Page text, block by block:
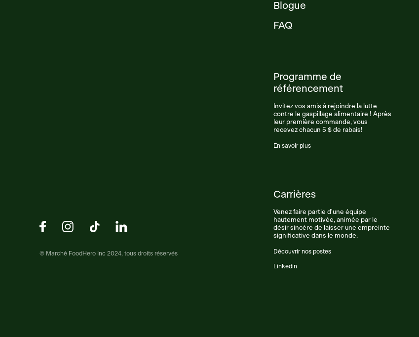
© Marché FoodHero Inc 2024, tous droits réservés
Blogue
FAQ
Programme de
référencement
Invitez vos amis à rejoindre la lutte
contre le gaspillage alimentaire ! Après
leur première commande, vous
recevez chacun 5 $ de rabais!
En savoir plus
Carrières
Venez faire partie d'une équipe
hautement motivée, animée par le
désir sincère de laisser une empreinte
significative dans le monde.
Découvrir nos postes
Linkedin